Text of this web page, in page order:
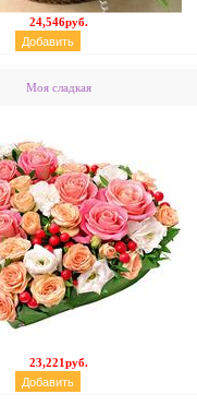
24,546руб.
Моя сладкая
23,221руб.